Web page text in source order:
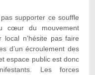
supporter ce souffle
cœur du mouvement
n’hésite pas faire
d’un écroulement des
espace public est donc
Les forces